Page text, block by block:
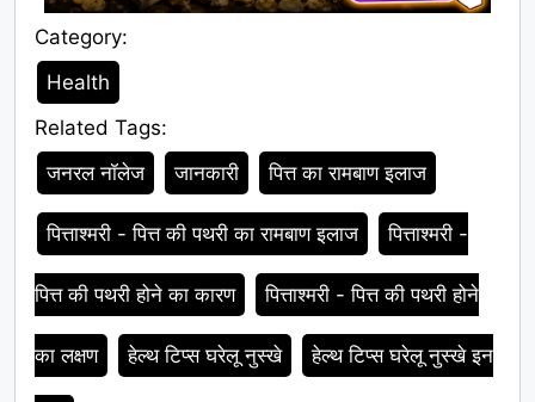
Category:
Category
Health
Related Tags:
Tags
जनरल नॉलेज जानकारी पित्त का रामबाण इलाज
पित्ताश्मरी - पित्त की पथरी का रामबाण इलाज पित्ताश्मरी -
पित्त की पथरी होने का कारण पित्ताश्मरी - पित्त की पथरी होने
का लक्षण हेल्थ टिप्स घरेलू नुस्खे हेल्थ टिप्स घरेलू नुस्खे इन